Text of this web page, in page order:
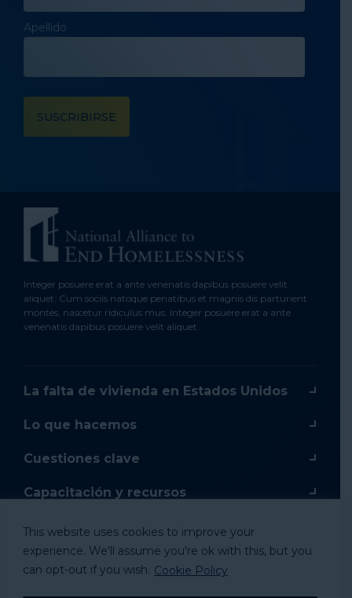
This website uses cookies to improve your
experience. We'll assume you're ok with this, but you
can opt-out if you wish. Cookie Policy
Apellido
Integer posuere erat a ante venenatis dapibus posuere velit
aliquet. Cum sociis natoque penatibus et magnis dis parturient
montes, nascetur ridiculus mus. Integer posuere erat a ante
venenatis dapibus posuere velit aliquet.
La falta de vivienda en Estados Unidos
Lo que hacemos
Cuestiones clave
Capacitación y recursos
Capacitación en línea
Donar
Mercancía